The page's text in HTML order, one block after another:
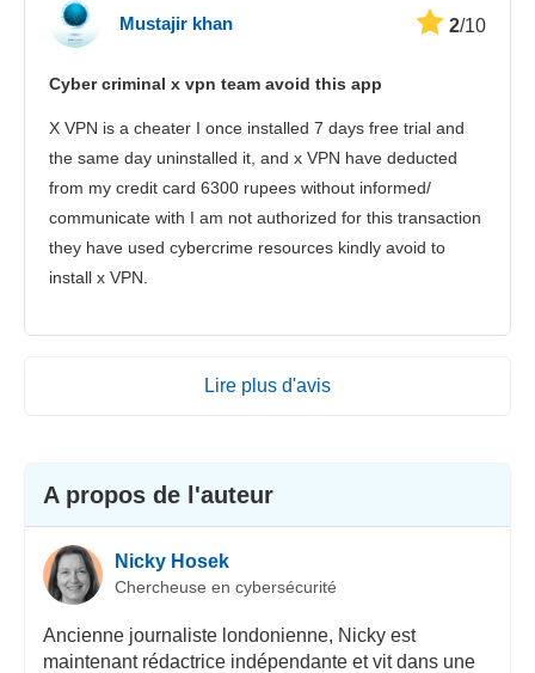
Mustajir khan 2/10
Cyber criminal x vpn team avoid this app
X VPN is a cheater I once installed 7 days free trial and
the same day uninstalled it, and x VPN have deducted
from my credit card 6300 rupees without informed/
communicate with I am not authorized for this transaction
they have used cybercrime resources kindly avoid to
install x VPN.
Lire plus d'avis
A propos de l'auteur
Nicky Hosek
Chercheuse en cybersécurité
Ancienne journaliste londonienne, Nicky est
maintenant rédactrice indépendante et vit dans une